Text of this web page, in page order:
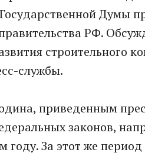
Думы
РФ.
строительного
службы.
приведенным
законов,
году. За этот же